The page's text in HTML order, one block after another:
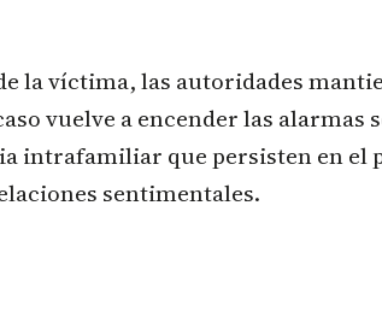
la víctima, las autoridades
vuelve a encender las alarmas
intrafamiliar que persisten en el
sentimentales.